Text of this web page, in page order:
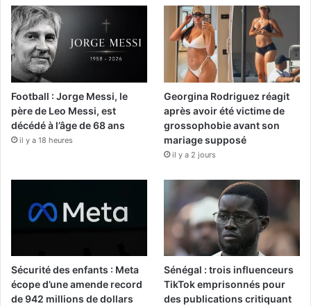
Football : Jorge Messi, le
père de Leo Messi, est
décédé à l’âge de 68 ans
il y a 18 heures
Georgina Rodriguez réagit
après avoir été victime de
grossophobie avant son
mariage supposé
il y a 2 jours
Sécurité des enfants : Meta
écope d’une amende record
de 942 millions de dollars
Sénégal : trois influenceurs
TikTok emprisonnés pour
des publications critiquant